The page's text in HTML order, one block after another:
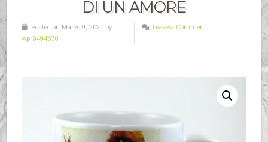
DI UN AMORE
Posted on Marzo 9, 2020 by
wp_9494670
Leave a Comment